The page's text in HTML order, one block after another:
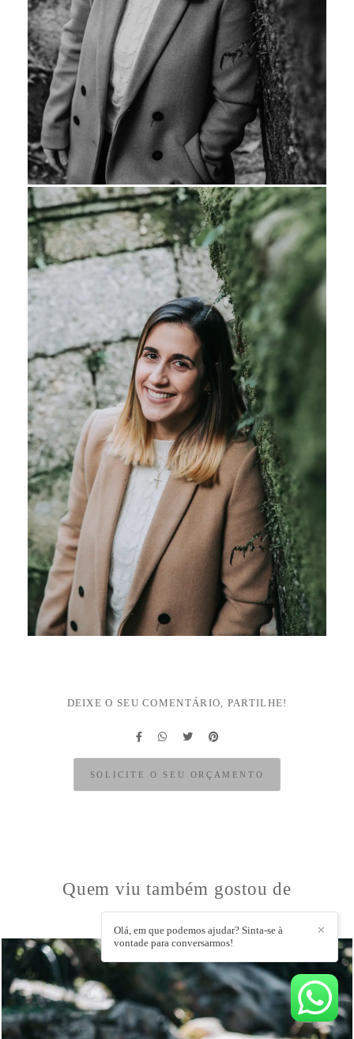
DEIXE O SEU COMENTÁRIO, PARTILHE!
SOLICITE O SEU ORÇAMENTO
Quem viu também gostou de
✕
Olá, em que podemos ajudar? Sinta-se à
vontade para conversarmos!